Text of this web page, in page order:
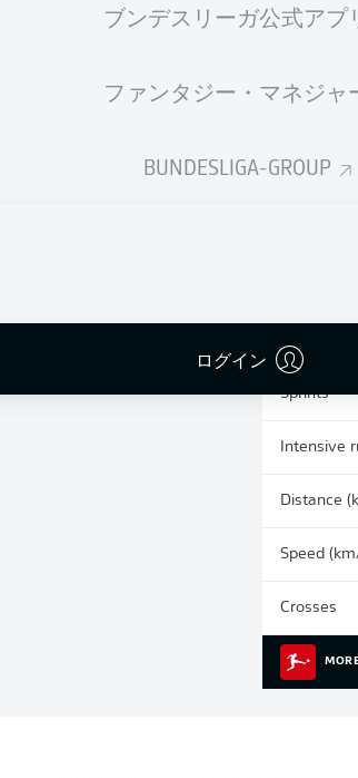
ブンデスリーガ公式アプ
ファンタジー・マネジャ
BUNDESLIGA-GROUP
ログイン
統計 シーズン
Sprints
Intensive
Distance
Speed
Crosses